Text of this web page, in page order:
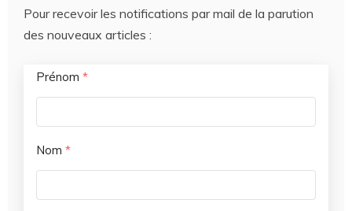
Pour recevoir les notifications par mail de la parution
des nouveaux articles :
Prénom *
Nom *